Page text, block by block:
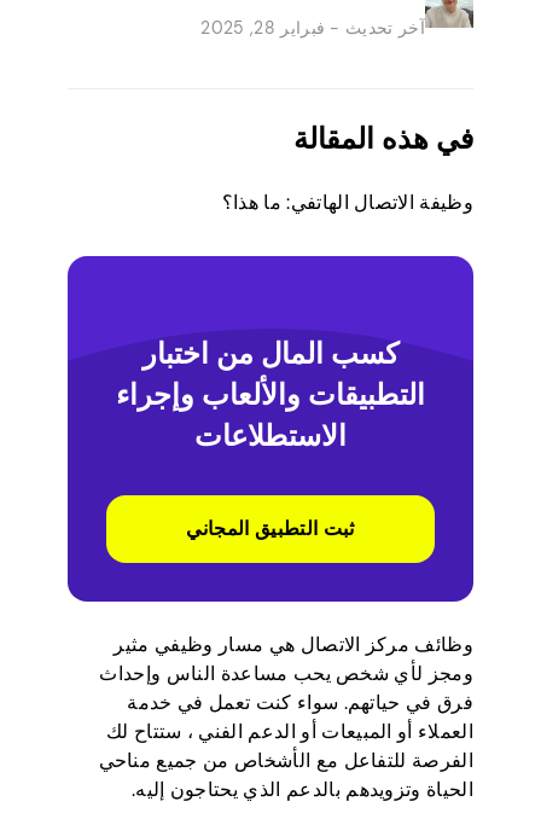
آخر تحديث - فبراير 28, 2025
في هذه المقالة
وظيفة الاتصال الهاتفي: ما هذا؟
كسب المال من اختبار
التطبيقات والألعاب وإجراء
الاستطلاعات
ثبت التطبيق المجاني
وظائف مركز الاتصال هي مسار وظيفي مثير
ومجز لأي شخص يحب مساعدة الناس وإحداث
فرق في حياتهم. سواء كنت تعمل في خدمة
العملاء أو المبيعات أو الدعم الفني ، ستتاح لك
الفرصة للتفاعل مع الأشخاص من جميع مناحي
الحياة وتزويدهم بالدعم الذي يحتاجون إليه.